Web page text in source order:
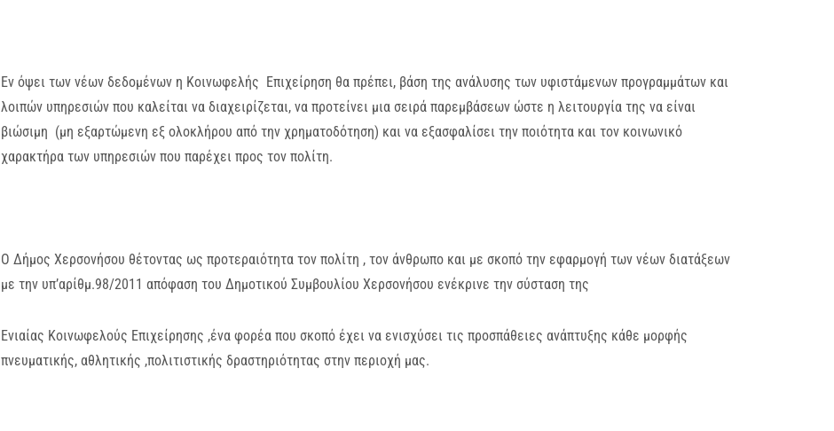
Εν όψει των νέων δεδομένων η Κοινωφελής Επιχείρηση θα πρέπει, βάση της ανάλυσης των υφιστάμενων προγραμμάτων και
λοιπών υπηρεσιών που καλείται να διαχειρίζεται, να προτείνει μια σειρά παρεμβάσεων ώστε η λειτουργία της να είναι
βιώσιμη (μη εξαρτώμενη εξ ολοκλήρου από την χρηματοδότηση) και να εξασφαλίσει την ποιότητα και τον κοινωνικό
χαρακτήρα των υπηρεσιών που παρέχει προς τον πολίτη.
Ο Δήμος Χερσονήσου θέτοντας ως προτεραιότητα τον πολίτη , τον άνθρωπο και με σκοπό την εφαρμογή των νέων διατάξεων
με την υπ’αρίθμ.98/2011 απόφαση του Δημοτικού Συμβουλίου Χερσονήσου ενέκρινε την σύσταση της
Ενιαίας Κοινωφελούς Επιχείρησης ,ένα φορέα που σκοπό έχει να ενισχύσει τις προσπάθειες ανάπτυξης κάθε μορφής
πνευματικής, αθλητικής ,πολιτιστικής δραστηριότητας στην περιοχή μας.